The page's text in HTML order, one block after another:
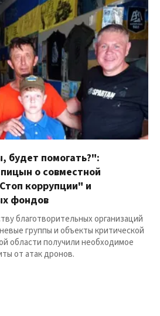
будет помогать?":
о совместной
коррупции" и
фондов
благотворительных организаций
группы и объекты критической
области получили необходимое
от атак дронов.